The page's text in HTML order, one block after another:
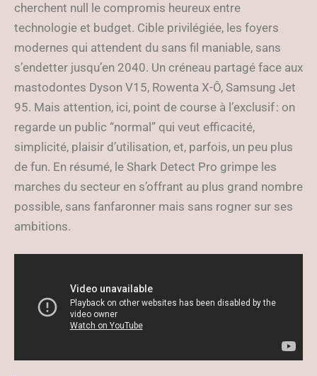
cherchent null le compromis heureux entre
technologie et budget. Cible privilégiée, les foyers
modernes qui attendent du sans fil maniable, sans
s’endetter jusqu’en 2040. Un créneau partagé face aux
mastodontes Dyson V15, Rowenta X-Ô, Samsung Jet
95. Mais attention, ici, point de course à l’exclusif : on
regarde un public “normal” qui veut efficacité,
simplicité, plaisir d’utilisation, et, parfois, un peu plus
de fun. En résumé, le Shark Detect Pro grimpe les
marches du secteur en s’offrant au plus grand nombre
possible, sans fanfaronner mais sans rogner sur ses
ambitions.